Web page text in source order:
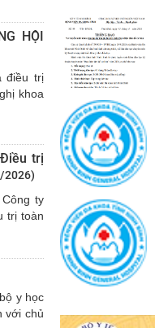
HỘI
điều trị
khoa
trị
2026)
ty
trị toàn
y học
với chủ